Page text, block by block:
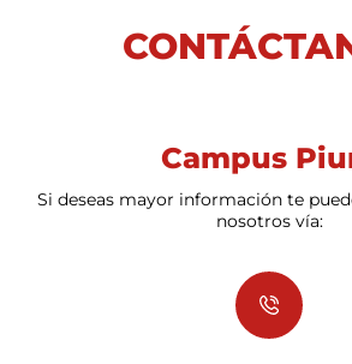
Campus
Si deseas mayor información te
nosotros vía: